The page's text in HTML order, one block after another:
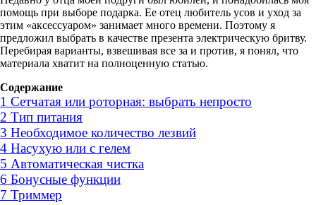
помощь при выборе подарка. Ее отец любитель усов и уход за
этим «аксессуаром» занимает много времени. Поэтому я
предложил выбрать в качестве презента электрическую бритву.
Перебирая варианты, взвешивая все за и против, я понял, что
материала хватит на полноценную статью.
Содержание
1 Сетчатая или роторная: выбрать непросто
2 Тип питания
3 Необходимое количество лезвий
4 Насухую или с гелем
5 Автоматическая чистка
6 Бонусные функции
7 Триммер